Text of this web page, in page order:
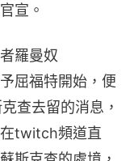
宣。
羅曼奴
屈福特開始，便
查去留的消息，
twitch頻道直